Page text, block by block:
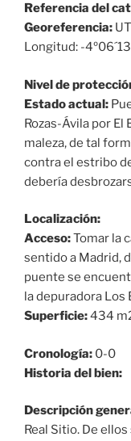
Referencia del
Georeferencia:
Longitud: -
Nivel de
Estado actual:
Rozas-Ávila por El
maleza, de tal
contra el estribo
debería
Localización:
Acceso:Tomar la
sentido a Madrid,
puente se
la depuradora Los
Superficie:434
Cronología: 0-0
Historia del bien:
Descripción
Real Sitio. De